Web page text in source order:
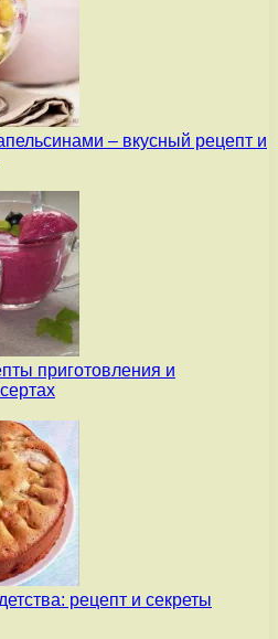
– вкусный рецепт и
приготовления и
рецепт и секреты